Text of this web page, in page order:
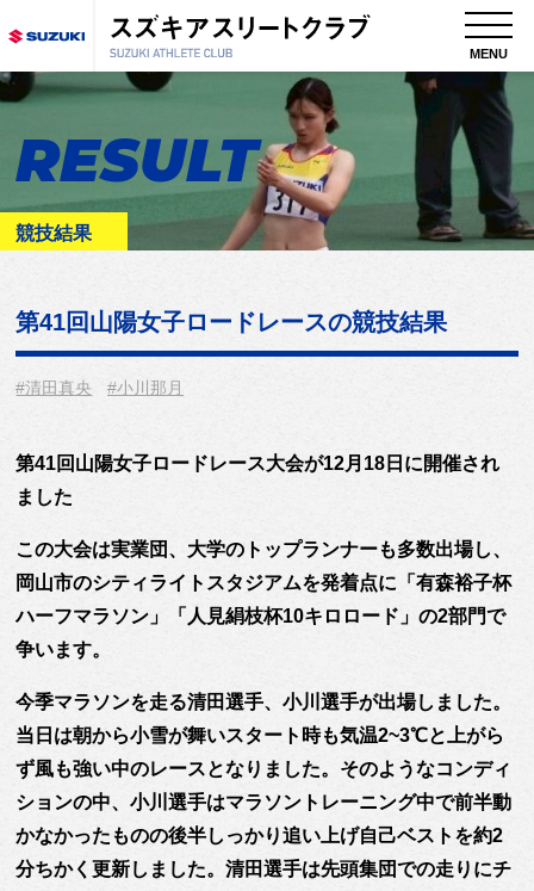
MENU
RESULT
競技結果
第41回山陽女子ロードレースの競技結果
#清田真央 #小川那月
第41回山陽女子ロードレース大会が12月18日に開催され
ました
この大会は実業団、大学のトップランナーも多数出場し、
岡山市のシティライトスタジアムを発着点に「有森裕子杯
ハーフマラソン」「人見絹枝杯10キロロード」の2部門で
争います。
今季マラソンを走る清田選手、小川選手が出場しました。
当日は朝から小雪が舞いスタート時も気温2~3℃と上がら
ず風も強い中のレースとなりました。そのようなコンディ
ションの中、小川選手はマラソントレーニング中で前半動
かなかったものの後半しっかり追い上げ自己ベストを約2
分ちかく更新しました。清田選手は先頭集団での走りにチ